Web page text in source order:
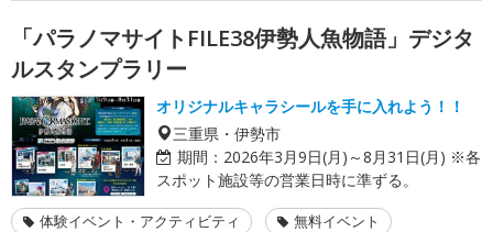
「パラノマサイトFILE38伊勢人魚物語」デジタ
ルスタンプラリー
オリジナルキャラシールを手に入れよう！！
三重県・伊勢市
期間： 2026年3月9日(月)～8月31日(月) ※各
スポット施設等の営業日時に準ずる。
体験イベント・アクティビティ 無料イベント